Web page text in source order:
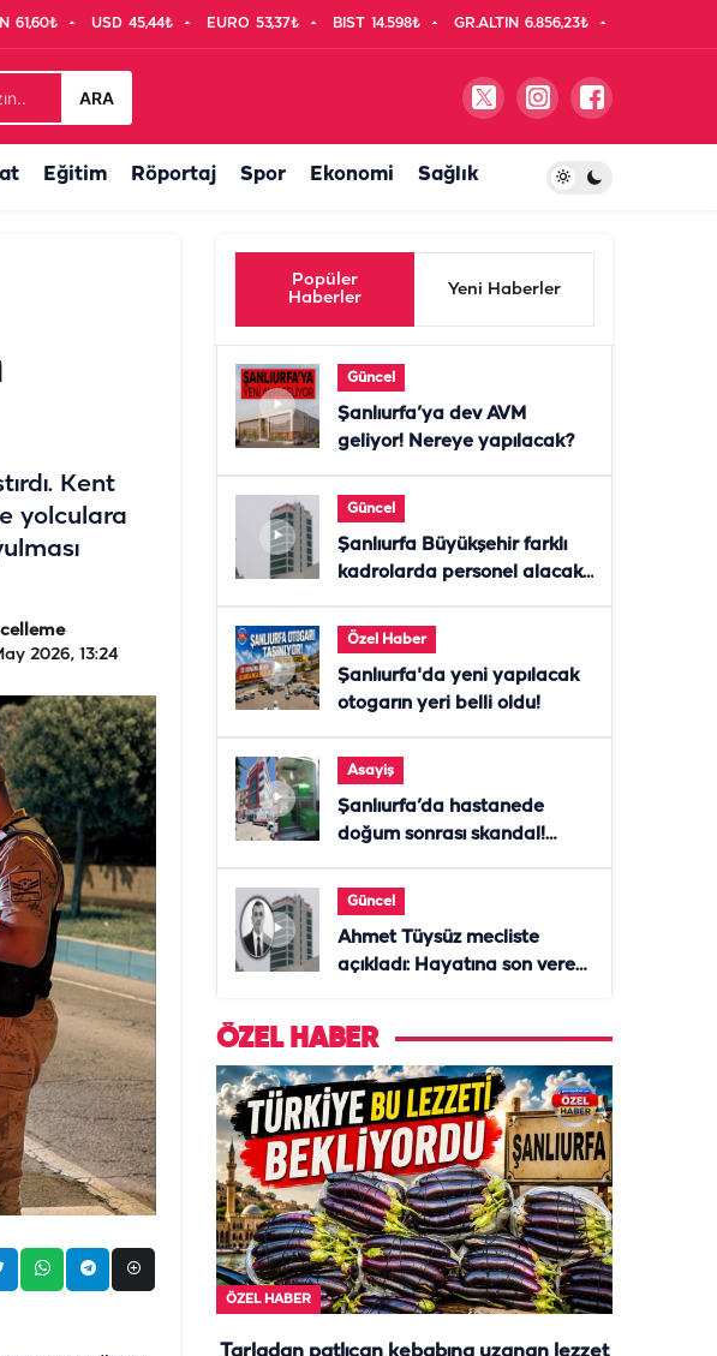
61,60₺ USD 45,44₺ EURO 53,37₺ BIST 14.598₺ GR.ALTIN 6.856,23₺
ARA
Eğitim Röportaj Spor Ekonomi Sağlık
Kent
yolculara
2026, 13:24
Popüler
Haberler
Yeni Haberler
Güncel
Şanlıurfa’ya dev AVM
geliyor! Nereye yapılacak?
Güncel
Şanlıurfa Büyükşehir farklı
kadrolarda personel alacak!
Özel Haber
Şanlıurfa'da yeni yapılacak
otogarın yeri belli oldu!
Asayiş
Şanlıurfa’da hastanede
doğum sonrası skandal!
Güncel
Ahmet Tüysüz mecliste
açıkladı: Hayatına son veren
ÖZEL HABER
ÖZEL HABER
Tarladan patlıcan kebabına uzanan lezzet